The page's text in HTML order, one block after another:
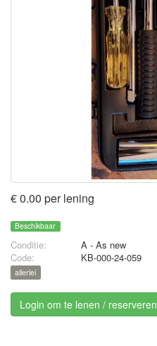
€ 0.00 per lening
Beschikbaar
Conditie:
A - As new
Code:
KB-000-24-059
allerlei
Login om te lenen / reserveren